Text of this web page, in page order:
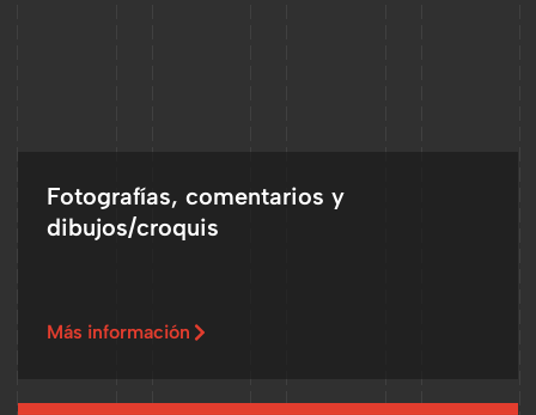
Fotografías, comentarios y
dibujos/croquis
Más información